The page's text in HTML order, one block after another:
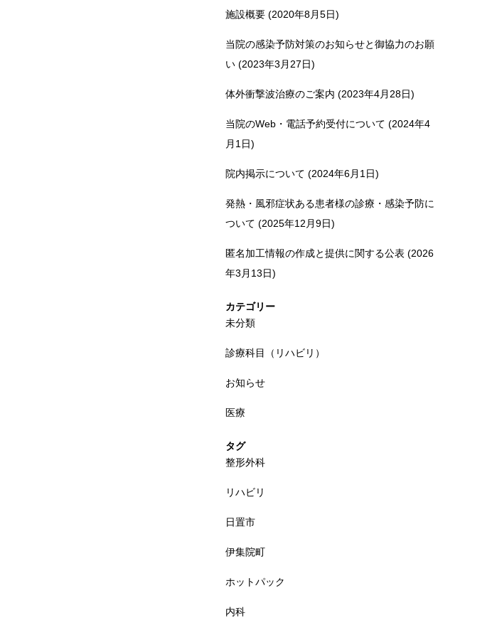
施設概要 (2020年8月5日)
当院の感染予防対策のお知らせと御協力のお願
い (2023年3月27日)
体外衝撃波治療のご案内 (2023年4月28日)
当院のWeb・電話予約受付について (2024年4
月1日)
院内掲示について (2024年6月1日)
発熱・風邪症状ある患者様の診療・感染予防に
ついて (2025年12月9日)
匿名加工情報の作成と提供に関する公表 (2026
年3月13日)
カテゴリー
未分類
診療科目（リハビリ）
お知らせ
医療
タグ
整形外科
リハビリ
日置市
伊集院町
ホットパック
内科